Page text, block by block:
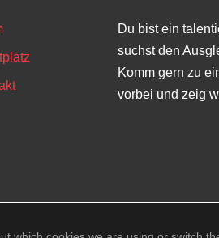
Du bist ein
suchst den
Komm gern zu
vorbei und zeig
Offizielle Website des TuS